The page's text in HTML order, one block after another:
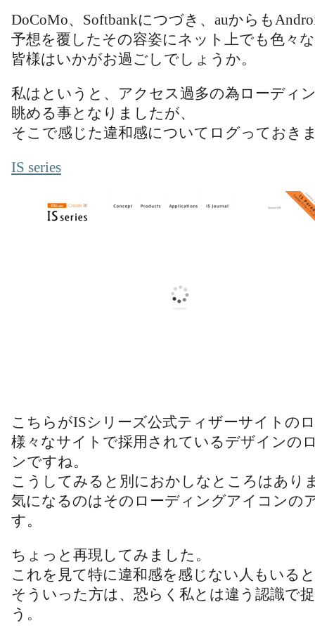
DoCoMo、Softbankにつづき、auからも
予想を覆したその容姿にネット上でも色々
皆様はいかがお過ごしでしょうか。
私はというと、アクセス過多の為ローディ
眺める事となりましたが、
そこで感じた違和感についてログっておき
IS series
こちらがISシリーズ公式ティザーサイトの
様々なサイトで採用されているデザインの
ンですね。
こうしてみると別におかしなところはあり
気になるのはそのローディングアイコンの
す。
ちょっと再現してみました。
これを見て特に違和感を感じない人もいる
そういった方は、恐らく私とは違う認識で
う。